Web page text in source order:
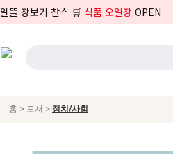
알뜰 장보기 찬스 🛒 식품 오일장 OPEN
홈 > 도서 > 정치/사회